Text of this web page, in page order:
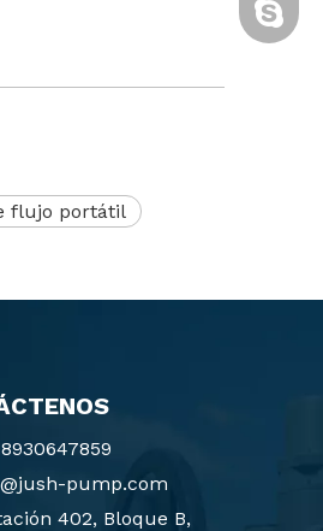
flujo portátil
pump.com
402, Bloque B,
gatito-